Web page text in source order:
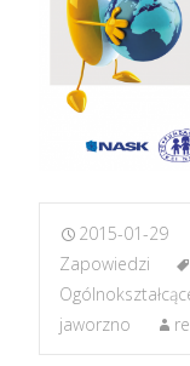
2015-01-29
Zapowiedzi
jaworzno